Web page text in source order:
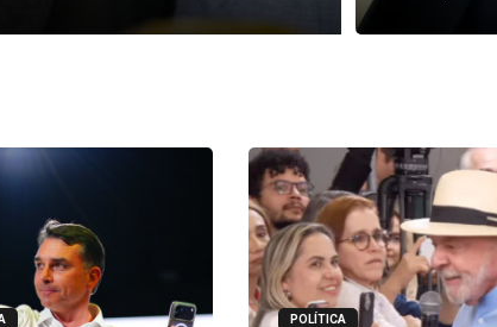
POLÍTICA